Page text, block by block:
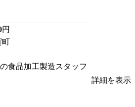
円
町
食品加工製造スタッフ
詳細を表示